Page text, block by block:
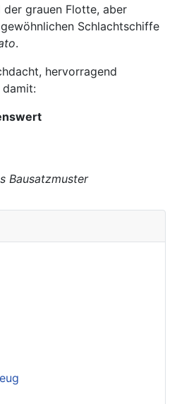
grauen Flotte, aber
Schlachtschiffe
.
hervorragend
Bausatzmuster